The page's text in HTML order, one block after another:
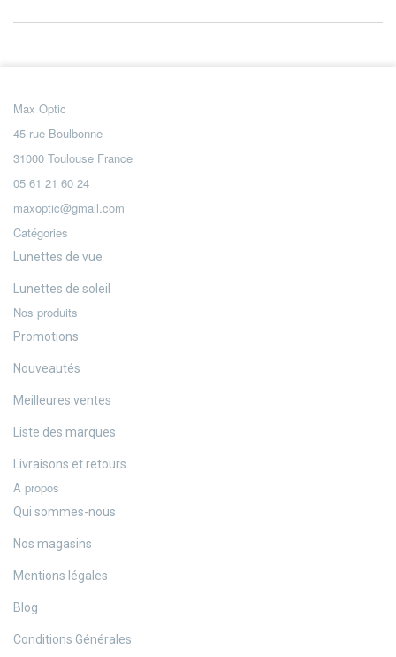
Max Optic
45 rue Boulbonne
31000 Toulouse France
05 61 21 60 24
maxoptic@gmail.com
Catégories
Lunettes de vue
Lunettes de soleil
Nos produits
Promotions
Nouveautés
Meilleures ventes
Liste des marques
Livraisons et retours
A propos
Qui sommes-nous
Nos magasins
Mentions légales
Blog
Conditions Générales